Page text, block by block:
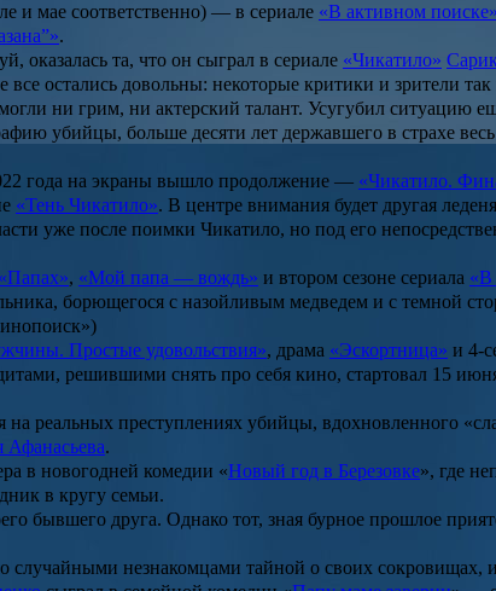
и мае соответственно) — в сериале «В активном поиске»
.
оказалась та, что он сыграл в сериале «Чикатило»
остались довольны: некоторые критики и зрители
ни грим, ни актерский талант. Усугубил ситуацию
убийцы, больше десяти лет державшего в страхе
года на экраны вышло продолжение — «Чикатило.
«Тень Чикатило». В центре внимания будет другая
уже после поимки Чикатило, но под его
«Папах», «Мой папа — вождь» и втором сезоне сериала «В
борющегося с назойливым медведем и с темной
Простые удовольствия», драма «Эскортница» и 4-
решившими снять про себя кино, стартовал 15
на реальных преступлениях убийцы, вдохновленного
.
в новогодней комедии «Новый год в Березовке», где
в кругу семьи.
бывшего друга. Однако тот, зная бурное прошлое
случайными незнакомцами тайной о своих сокровищах,